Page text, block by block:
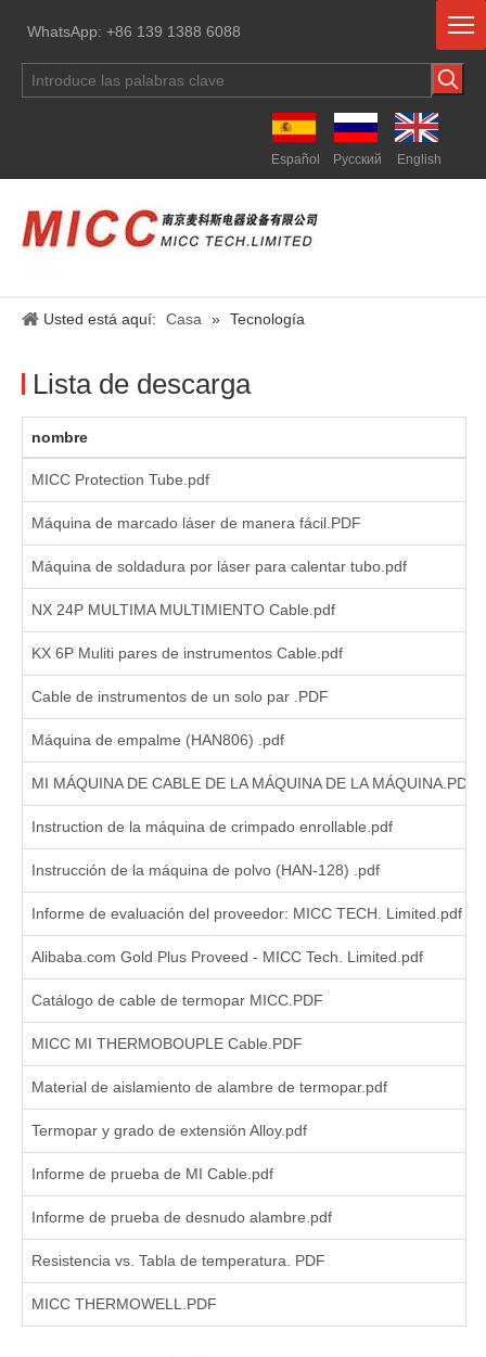
WhatsApp: +86 139 1388 6088
Español Pусский English
Usted está aquí: Casa » Tecnología
Lista de descarga
nombre
MICC Protection Tube.pdf
Máquina de marcado láser de manera fácil.PDF
Máquina de soldadura por láser para calentar tubo.pdf
NX 24P MULTIMA MULTIMIENTO Cable.pdf
KX 6P Muliti pares de instrumentos Cable.pdf
Cable de instrumentos de un solo par .PDF
Máquina de empalme (HAN806) .pdf
MI MÁQUINA DE CABLE DE LA MÁQUINA DE LA MÁQUINA.PDF
Instruction de la máquina de crimpado enrollable.pdf
Instrucción de la máquina de polvo (HAN-128) .pdf
Informe de evaluación del proveedor: MICC TECH. Limited.pdf
Alibaba.com Gold Plus Proveed - MICC Tech. Limited.pdf
Catálogo de cable de termopar MICC.PDF
MICC MI THERMOBOUPLE Cable.PDF
Material de aislamiento de alambre de termopar.pdf
Termopar y grado de extensión Alloy.pdf
Informe de prueba de MI Cable.pdf
Informe de prueba de desnudo alambre.pdf
Resistencia vs. Tabla de temperatura. PDF
MICC THERMOWELL.PDF